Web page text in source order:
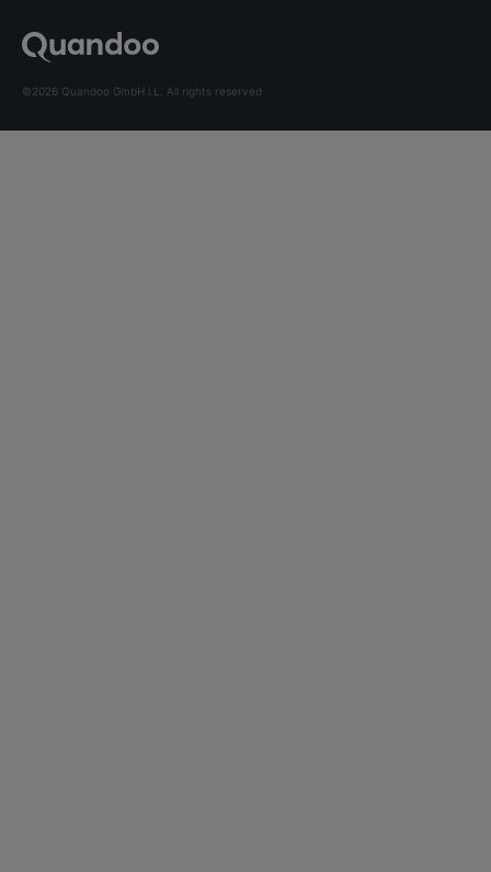
©2026 Quandoo GmbH i.L. All rights reserved